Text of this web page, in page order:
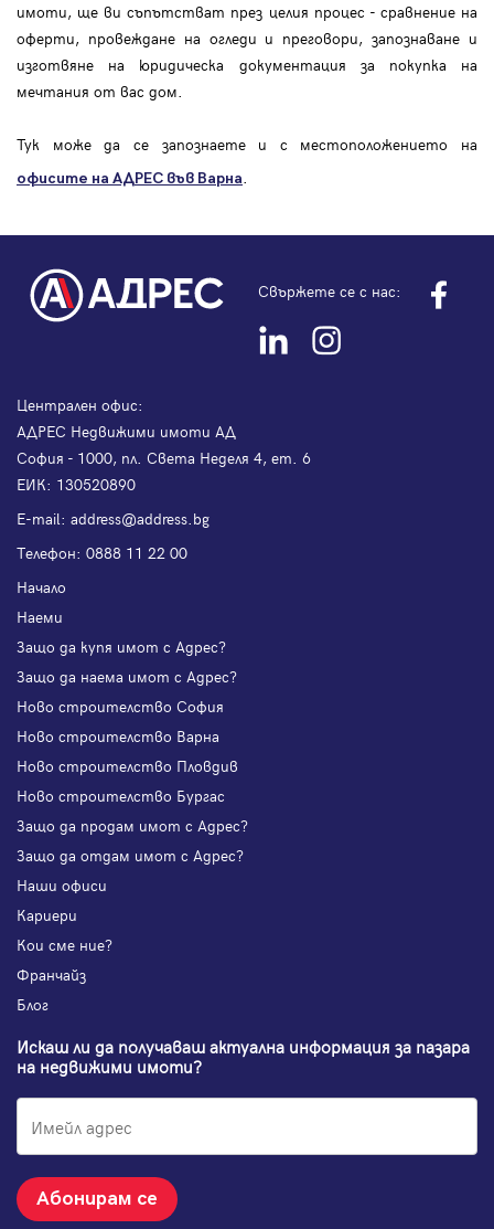
имоти, ще ви съпътстват през целия процес - сравнение на
оферти, провеждане на огледи и преговори, запознаване и
изготвяне на юридическа документация за покупка на
мечтания от вас дом.
Тук може да се запознаете и с местоположението на
офисите на АДРЕС във Варна.
Свържете се с нас:
Централен офис:
АДРЕС Недвижими имоти АД
София - 1000, пл. Света Неделя 4, ет. 6
ЕИК: 130520890
Е-mail: address@address.bg
Телефон: 0888 11 22 00
Начало
Наеми
Защо да купя имот с Адрес?
Защо да наема имот с Адрес?
Ново строителство София
Ново строителство Варна
Ново строителство Пловдив
Ново строителство Бургас
Защо да продам имот с Адрес?
Защо да отдам имот с Адрес?
Наши офиси
Кариери
Кои сме ние?
Франчайз
Блог
Искаш ли да получаваш актуална информация за пазара
на недвижими имоти?
Абонирам се